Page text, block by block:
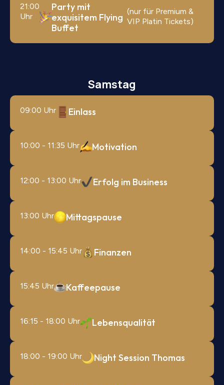
21:00
Uhr
Party mit
exquisitem Flying
Buffet
(nur für Premium &
VIP Platin Tickets)
Samstag
09:00 Uhr Einlass
10:00 - 11:35 Uhr Motivation
12:00 - 13:00 Uhr Erfolg im Business
13:00 Uhr Mittagspause
14:00 - 15:45 Uhr Finanzen
15:45 Uhr Kaffeepause
16:15 - 18:00 Uhr Lebensqualität
18:00 - 19:00 Uhr Night Session Thomas